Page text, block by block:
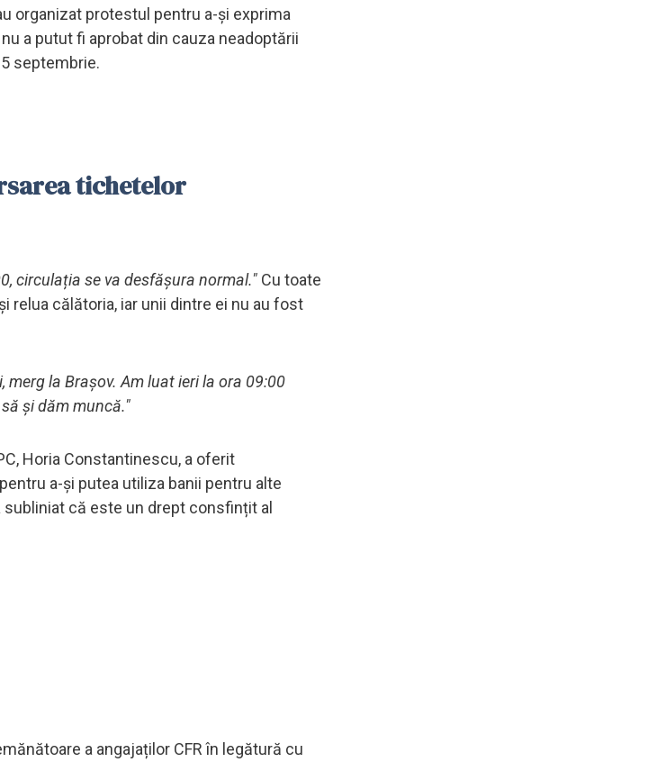
organizat protestul pentru a-și exprima
a putut fi aprobat din cauza neadoptării
septembrie.
tichetelor
circulația se va desfășura normal." Cu toate
relua călătoria, iar unii dintre ei nu au fost
merg la Brașov. Am luat ieri la ora 09:00
și dăm muncă."
Horia Constantinescu, a oferit
a-și putea utiliza banii pentru alte
că este un drept consfințit al
a angajaților CFR în legătură cu